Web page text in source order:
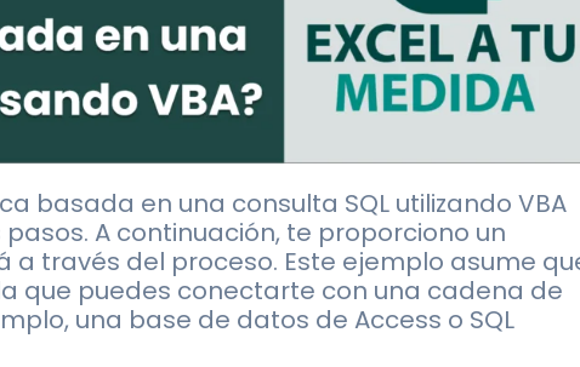
basada en una consulta SQL utilizando VBA
A continuación, te proporciono un
a través del proceso. Este ejemplo asume
que puedes conectarte con una cadena de
una base de datos de Access o SQL